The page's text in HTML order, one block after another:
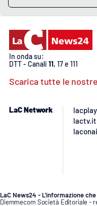
EDIZIONI
LOCALI
Catanzaro
Crotone
Reggio Calabria
In onda su:
DTT - Canali 11, 17 e 111
Scarica tutte le
LaC Network
lactv.it
LaC News24 - L’informazione
Diemmecom Società Editoriale -